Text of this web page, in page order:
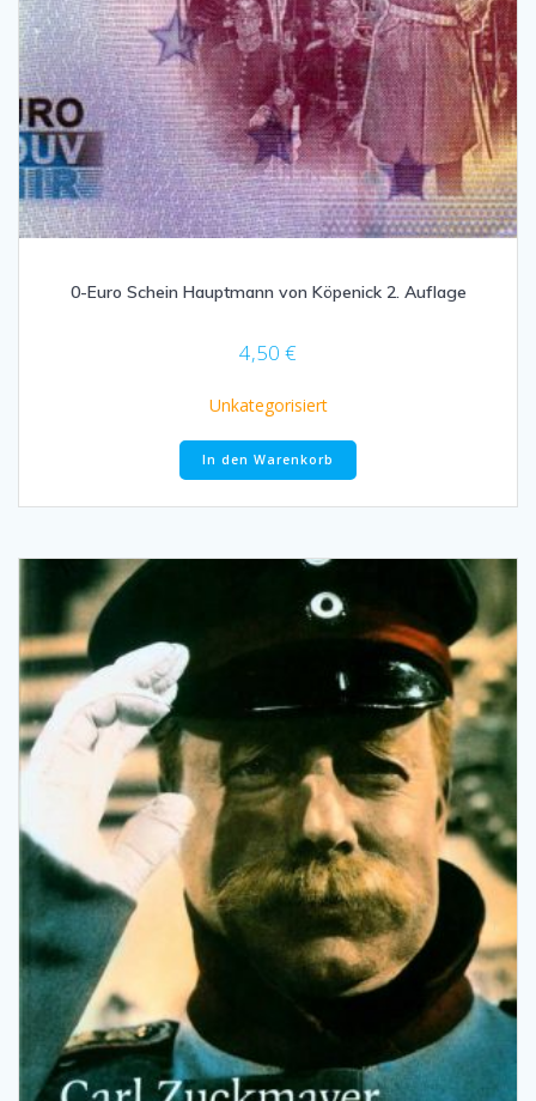
0-Euro Schein Hauptmann von Köpenick 2. Auflage
4,50 €
Unkategorisiert
In den Warenkorb